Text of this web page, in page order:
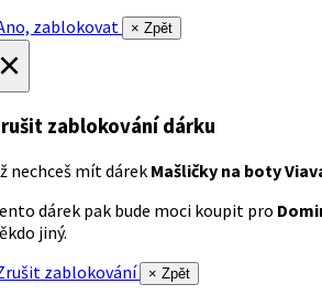
zablokovat
× Zpět
zablokování dárku
nechceš mít dárek Mašličky na boty
dárek pak bude moci koupit pro
jiný.
zablokování
× Zpět